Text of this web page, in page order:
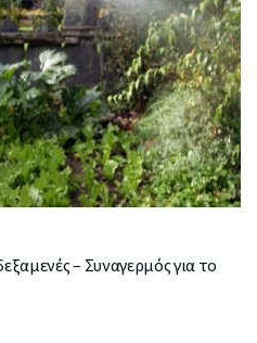
– Συναγερμός για το